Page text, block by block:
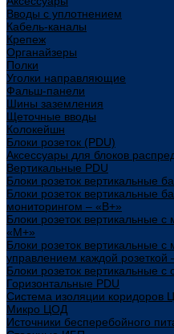
Вводы с уплотнением
Кабель-каналы
Крепеж
Органайзеры
Полки
Уголки направляющие
Фальш-панели
Шины заземления
Щеточные вводы
Колокейшн
Блоки розеток (PDU)
Аксессуары для блоков
Вертикальные PDU
Блоки розеток вертикальные
Блоки розеток вертикальные
мониторингом – «В+»
Блоки розеток вертикальные
«М+»
Блоки розеток вертикальные
управлением каждой
Блоки розеток вертикальные
Горизонтальные PDU
Система изоляции коридоров
Микро ЦОД
Источники бесперебойного